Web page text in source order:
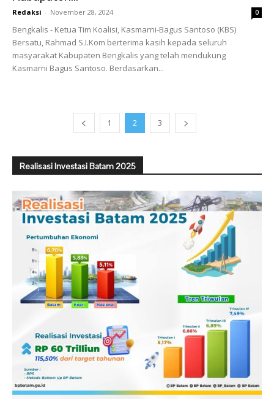
Redaksi - November 28, 2024 0
Bengkalis - Ketua Tim Koalisi, Kasmarni-Bagus Santoso (KBS)
Bersatu, Rahmad S.I.Kom berterima kasih kepada seluruh
masyarakat Kabupaten Bengkalis yang telah mendukung
Kasmarni Bagus Santoso. Berdasarkan...
1 2 3
Realisasi Investasi Batam 2025